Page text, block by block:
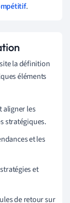
.
la définition
éléments
aligner les
stratégiques.
et les
et
de retour sur